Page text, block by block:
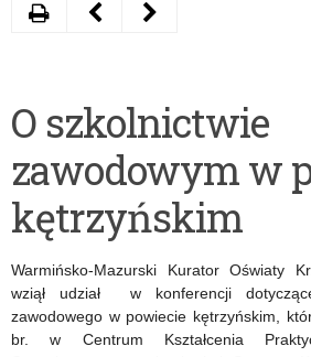
O szkolnictwie
zawodowym w
kętrzyńskim
Warmińsko-Mazurski Kurator Oświaty
wziął udział w konferencji
zawodowego w powiecie kętrzyńskim,
br. w Centrum Kształcenia
DrukujNastępny
Świadectwa
Przeszłości
rozstrzygnięty
Poprzedni
Certyfikaty
–
„Szkoła
Promująca
Zdrowie”